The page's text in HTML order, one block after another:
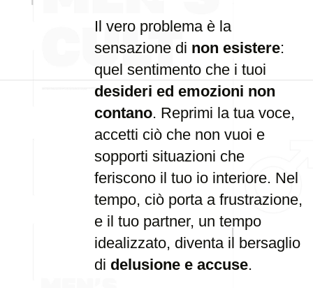
Il vero problema è la
sensazione di non esistere:
quel sentimento che i tuoi
desideri ed emozioni non
contano. Reprimi la tua voce,
accetti ciò che non vuoi e
sopporti situazioni che
feriscono il tuo io interiore. Nel
tempo, ciò porta a frustrazione,
e il tuo partner, un tempo
idealizzato, diventa il bersaglio
di delusione e accuse.